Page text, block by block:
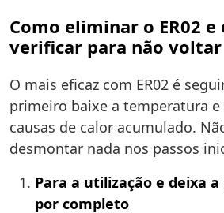
Como eliminar o ER02 e
verificar para não voltar
O mais eficaz com ER02 é
primeiro baixe a temperatura
causas de calor acumulado.
desmontar nada nos passos
Para a utilização e deixa
por completo